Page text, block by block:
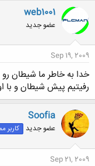
ن
ش
ا
web1001
عضو جدید
Sep 19, 2009
خدا به خاطر ما شیطان رو
رفیتیم پیش شیطان و
Soofia
عضو جدید کاربر
Sep 21, 2009